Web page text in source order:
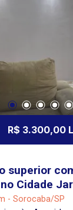
R$ 3.300,00 L
superior
Cidade
- Sorocaba/SP